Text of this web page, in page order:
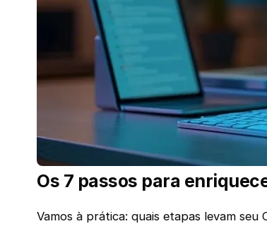
Os 7 passos para
Vamos à prática: quais etapas levam